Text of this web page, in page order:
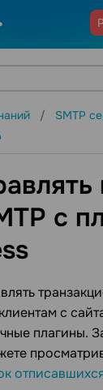
SMTP
с
с
плагины.